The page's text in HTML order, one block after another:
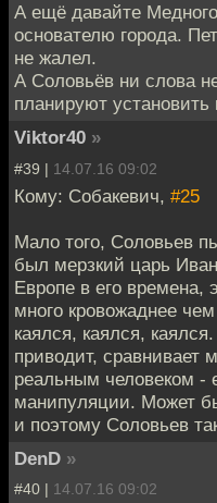
А ещё давайте
основателю города.
не жалел.
А Соловьёв ни слова
планируют
Viktor40 »
#39 | 14.07.16 09:02
Кому: Собакевич, #25
Мало того, Соловьев
был мерзкий царь
Европе в его времена,
много кровожаднее
каялся, каялся,
приводит, сравнивает
реальным человеком -
манипуляции. Может
и поэтому Соловьев
DenD »
#40 | 14.07.16 09:02